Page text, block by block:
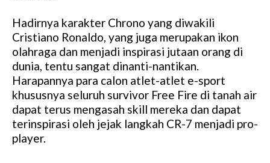
Hadirnya karakter Chrono yang diwakili
Cristiano Ronaldo, yang juga merupakan ikon
olahraga dan menjadi inspirasi jutaan orang di
dunia, tentu sangat dinanti-nantikan.
Harapannya para calon atlet-atlet e-sport
khususnya seluruh survivor Free Fire di tanah air
dapat terus mengasah skill mereka dan dapat
terinspirasi oleh jejak langkah CR-7 menjadi pro-
player.